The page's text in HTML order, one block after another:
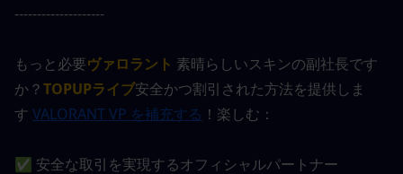
--------------------
もっと必要ヴァロラント 素晴らしいスキンの副社長です
か？TOPUPライブ安全かつ割引された方法を提供しま
す VALORANT VP を補充する ！楽しむ：
✅ 安全な取引を実現するオフィシャルパートナー